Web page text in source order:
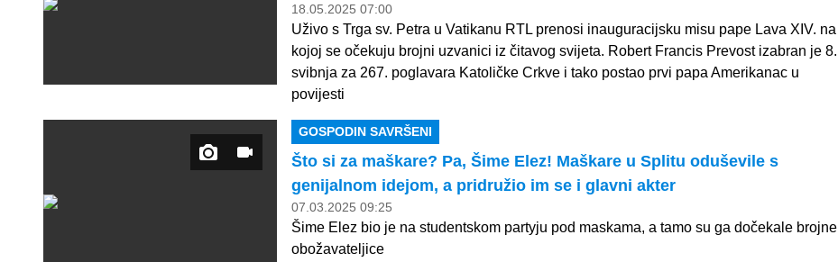
18.05.2025 07:00
Uživo s Trga sv. Petra u Vatikanu RTL prenosi inauguracijsku misu pape Lava XIV. na
kojoj se očekuju brojni uzvanici iz čitavog svijeta. Robert Francis Prevost izabran je 8.
svibnja za 267. poglavara Katoličke Crkve i tako postao prvi papa Amerikanac u
povijesti
GOSPODIN SAVRŠENI
Što si za maškare? Pa, Šime Elez! Maškare u Splitu oduševile s
genijalnom idejom, a pridružio im se i glavni akter
07.03.2025 09:25
Šime Elez bio je na studentskom partyju pod maskama, a tamo su ga dočekale brojne
obožavateljice